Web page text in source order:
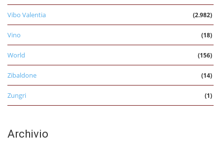
Vibo Valentia (2.982)
Vino (18)
World (156)
Zibaldone (14)
Zungri (1)
Archivio